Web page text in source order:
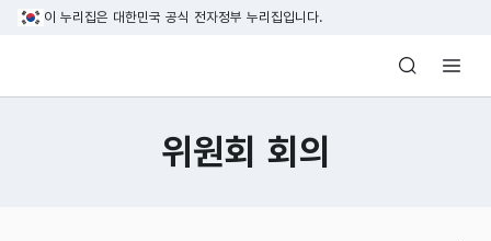
본문 바로가기
이 누리집은 대한민국 공식 전자정부 누리집입니다.
방송미디어통신위원회 Korea Media
위원회 회의